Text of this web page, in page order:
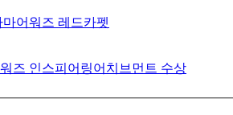
마어워즈 레드카펫
즈 인스피어링어치브먼트 수상